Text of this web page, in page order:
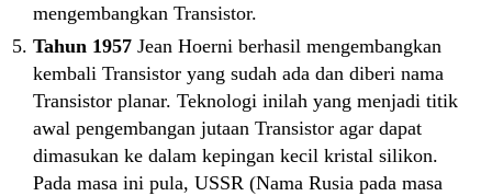
mengembangkan Transistor.
Tahun 1957 Jean Hoerni berhasil mengembangkan
kembali Transistor yang sudah ada dan diberi nama
Transistor planar. Teknologi inilah yang menjadi titik
awal pengembangan jutaan Transistor agar dapat
dimasukan ke dalam kepingan kecil kristal silikon.
Pada masa ini pula, USSR (Nama Rusia pada masa